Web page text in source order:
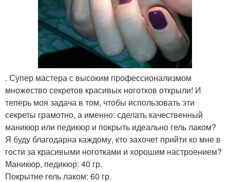
. Супер мастера с высоким профессионализмом
множество секретов красивых ноготков открыли! И
теперь моя задача в том, чтобы использовать эти
секреты грамотно, а именно: сделать качественный
маникюр или педикюр и покрыть идеально гель лаком?
Я буду благодарна каждому, кто захочет прийти ко мне в
гости за красивыми ноготками и хорошим настроением?
Маникюр, педикюр: 40 гр.
Покрытие гель лаком: 60 гр.